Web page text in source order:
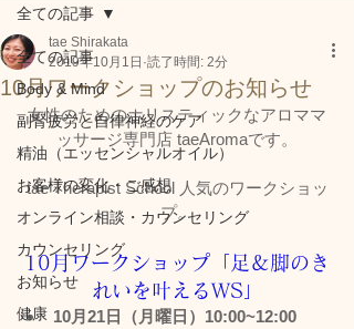
全ての記事
Body & Mind
副腎疲労と自律神経のケア
精油（エッセンシャルオイル）
お客様の変化・ご感想
オンライン相談・カウンセリング
カウンセリング
お知らせ
健康
全ての記事
10月ワークショップのお知らせ
tae Shirakata
2019年10月1日 読了時間: 2分
女性のためのホリスティックなアロママ
ッサージ専門店 taeAromaです。
tae Therapist School 人気のワークショッ
プ。
10月ワークショップ「足＆脚のき
れいを叶えるWS」
10月21日（月曜日）10:00~12:00